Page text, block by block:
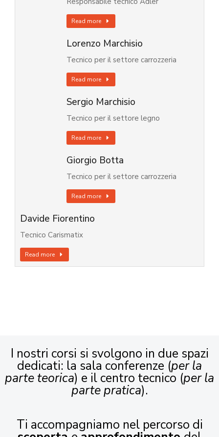
Read more
Lorenzo Marchisio
Tecnico per il settore carrozzeria
Read more
Sergio Marchisio
Tecnico per il settore legno
Read more
Giorgio Botta
Tecnico per il settore carrozzeria
Read more
Davide Fiorentino
Tecnico Carismatix
Read more
I nostri corsi si svolgono in due spazi
dedicati: la sala conferenze (per la
parte teorica) e il centro tecnico (per la
parte pratica).
Ti accompagniamo nel percorso di